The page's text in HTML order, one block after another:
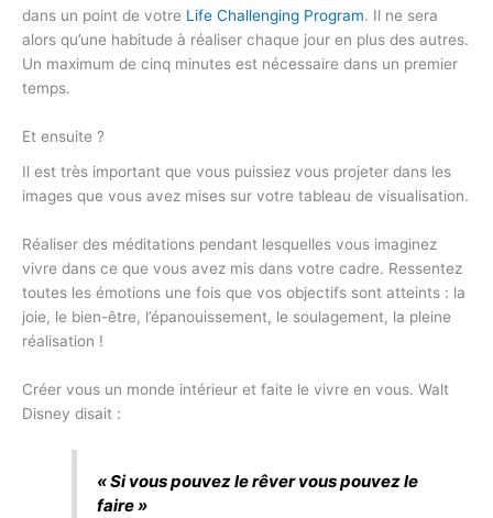
dans un point de votre Life Challenging Program. Il ne sera
alors qu’une habitude à réaliser chaque jour en plus des autres.
Un maximum de cinq minutes est nécessaire dans un premier
temps.
Et ensuite ?
Il est très important que vous puissiez vous projeter dans les
images que vous avez mises sur votre tableau de visualisation.
Réaliser des méditations pendant lesquelles vous imaginez
vivre dans ce que vous avez mis dans votre cadre. Ressentez
toutes les émotions une fois que vos objectifs sont atteints : la
joie, le bien-être, l’épanouissement, le soulagement, la pleine
réalisation !
Créer vous un monde intérieur et faite le vivre en vous. Walt
Disney disait :
« Si vous pouvez le rêver vous pouvez le
faire »